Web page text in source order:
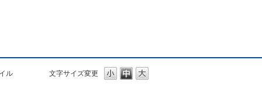
文字サイズ変更
ル